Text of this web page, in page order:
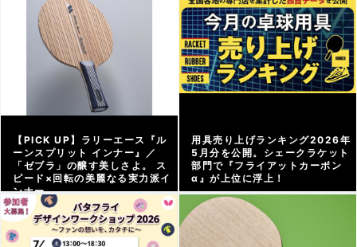
アーカイブ |
【PICK UP】ラリーエース『ル
ーンスプリット インナー』／
「ゼブラ」の醸す美しさよ。 ス
ピード×回転の美麗なる実力派イ
ンナー
アーカイブ | 2026/07/03
用具売り上げランキング2026年
5月分を公開。シェークラケット
部門で『フライアットカーボン
α』が上位に浮上！